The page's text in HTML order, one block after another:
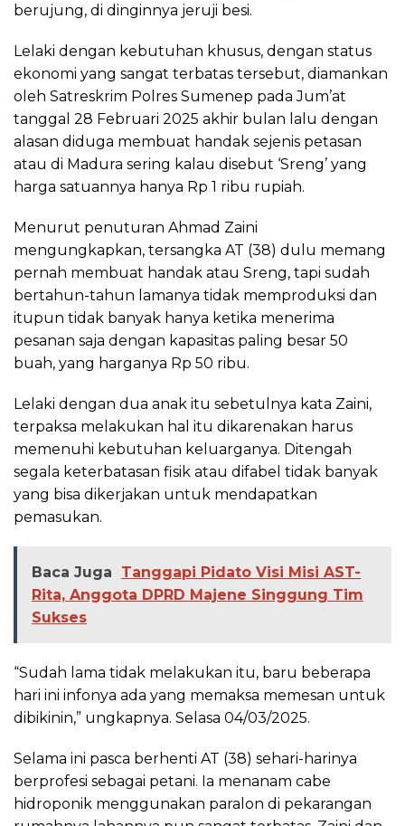
berujung, di dinginnya jeruji besi.
Lelaki dengan kebutuhan khusus, dengan status
ekonomi yang sangat terbatas tersebut, diamankan
oleh Satreskrim Polres Sumenep pada Jum’at
tanggal 28 Februari 2025 akhir bulan lalu dengan
alasan diduga membuat handak sejenis petasan
atau di Madura sering kalau disebut ‘Sreng’ yang
harga satuannya hanya Rp 1 ribu rupiah.
Menurut penuturan Ahmad Zaini
mengungkapkan, tersangka AT (38) dulu memang
pernah membuat handak atau Sreng, tapi sudah
bertahun-tahun lamanya tidak memproduksi dan
itupun tidak banyak hanya ketika menerima
pesanan saja dengan kapasitas paling besar 50
buah, yang harganya Rp 50 ribu.
Lelaki dengan dua anak itu sebetulnya kata Zaini,
terpaksa melakukan hal itu dikarenakan harus
memenuhi kebutuhan keluarganya. Ditengah
segala keterbatasan fisik atau difabel tidak banyak
yang bisa dikerjakan untuk mendapatkan
pemasukan.
Baca Juga
Tanggapi Pidato Visi Misi AST-
Rita, Anggota DPRD Majene Singgung Tim
Sukses
“Sudah lama tidak melakukan itu, baru beberapa
hari ini infonya ada yang memaksa memesan untuk
dibikinin,” ungkapnya. Selasa 04/03/2025.
Selama ini pasca berhenti AT (38) sehari-harinya
berprofesi sebagai petani. Ia menanam cabe
hidroponik menggunakan paralon di pekarangan